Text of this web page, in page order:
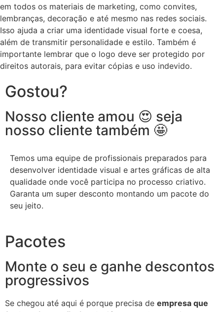
em todos os materiais de marketing, como convites,
lembranças, decoração e até mesmo nas redes sociais.
Isso ajuda a criar uma identidade visual forte e coesa,
além de transmitir personalidade e estilo. Também é
importante lembrar que o logo deve ser protegido por
direitos autorais, para evitar cópias e uso indevido.
Gostou?
Nosso cliente amou 😍 seja
nosso cliente também 🤩
Temos uma equipe de profissionais preparados para
desenvolver identidade visual e artes gráficas de alta
qualidade onde você participa no processo criativo.
Garanta um super desconto montando um pacote do
seu jeito.
Pacotes
Monte o seu e ganhe descontos
progressivos
Se chegou até aqui é porque precisa de empresa que